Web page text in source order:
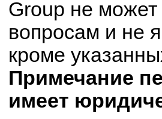
Group не
вопросам и не
кроме
Примечание
имеет